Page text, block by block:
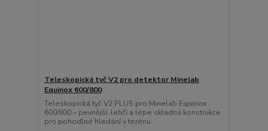
Teleskopická tyč V2 pro detektor Minelab
Equinox 600/800
Teleskopická tyč V2 PLUS pro Minelab Equinox
600/800 – pevnější, lehčí a lépe skladná konstrukce
pro pohodlné hledání v terénu.